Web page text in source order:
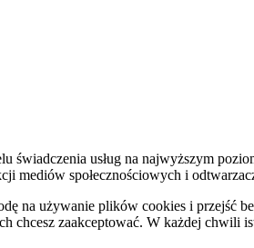
świadczenia usług na najwyższym
mediów społecznościowych i
na używanie plików cookies i przejść
chcesz zaakceptować. W każdej